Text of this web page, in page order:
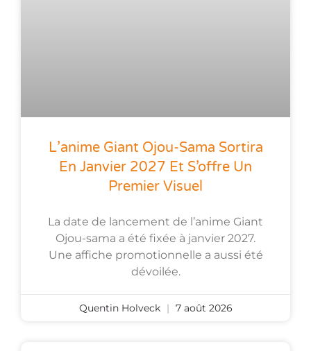
L’anime Giant Ojou-Sama Sortira
En Janvier 2027 Et S’offre Un
Premier Visuel
La date de lancement de l’anime Giant
Ojou-sama a été fixée à janvier 2027.
Une affiche promotionnelle a aussi été
dévoilée.
Quentin Holveck 7 août 2026